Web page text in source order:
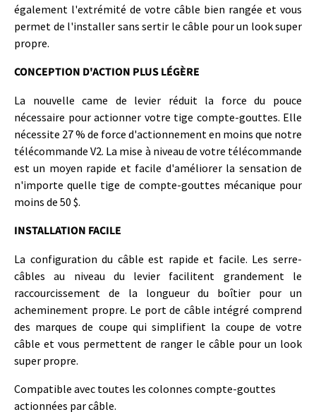
également l'extrémité de votre câble bien rangée et vous
permet de l'installer sans sertir le câble pour un look super
propre.
CONCEPTION D'ACTION PLUS LÉGÈRE
La nouvelle came de levier réduit la force du pouce
nécessaire pour actionner votre tige compte-gouttes. Elle
nécessite 27 % de force d'actionnement en moins que notre
télécommande V2. La mise à niveau de votre télécommande
est un moyen rapide et facile d'améliorer la sensation de
n'importe quelle tige de compte-gouttes mécanique pour
moins de 50 $.
INSTALLATION FACILE
La configuration du câble est rapide et facile. Les serre-
câbles au niveau du levier facilitent grandement le
raccourcissement de la longueur du boîtier pour un
acheminement propre. Le port de câble intégré comprend
des marques de coupe qui simplifient la coupe de votre
câble et vous permettent de ranger le câble pour un look
super propre.
Compatible avec toutes les colonnes compte-gouttes
actionnées par câble.